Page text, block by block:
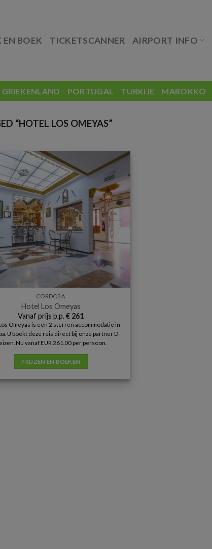
EN BOEK TICKETSCANNER AIRPORT INFO
GRIEKENLAND PORTUGAL TURKIJE MAROKKO
“HOTEL LOS OMEYAS”
CORDOBA
Hotel Los Omeyas
Vanaf prijs p.p.€ 261
Omeyas is een 2 sterren accommodatie in
U boekt deze reis direct bij onze partner D-
Nu vanaf EUR 261.00 per persoon.
PRIJZEN EN BOEKEN